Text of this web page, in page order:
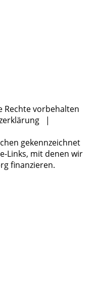
Rechte vorbehalten
|
gekennzeichnet
Links, mit denen wir
finanzieren.